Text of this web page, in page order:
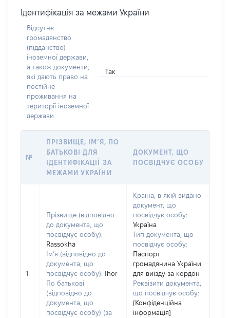
Ідентифікація за межами України
Відсутнє
громадянство
(підданство)
іноземної держави,
а також документи,
які дають право на
постійне
проживання на
території іноземної
держави
Так
№
ПРІЗВИЩЕ, ІМ’Я, ПО
БАТЬКОВІ ДЛЯ
ІДЕНТИФІКАЦІЇ ЗА
МЕЖАМИ УКРАЇНИ
ДОКУМЕНТ, ЩО
ПОСВІДЧУЄ ОСОБУ
1
Прізвище (відповідно
до документа, що
посвідчує особу):
Rassokha
Ім’я (відповідно до
документа, що
посвідчує особу):
Ihor
По батькові
(відповідно до
документа, що
посвідчує особу) (за
Країна, в якій видано
документ, що
посвідчує особу:
Україна
Тип документа, що
посвідчує особу:
Паспорт
громадянина України
для виїзду за кордон
Реквізити документа,
що посвідчує особу:
[Конфіденційна
інформація]